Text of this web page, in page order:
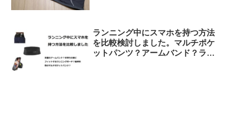
ランニング中にスマホを持つ方法
を比較検討しました。マルチポケ
ットパンツ？アームバンド？ラン